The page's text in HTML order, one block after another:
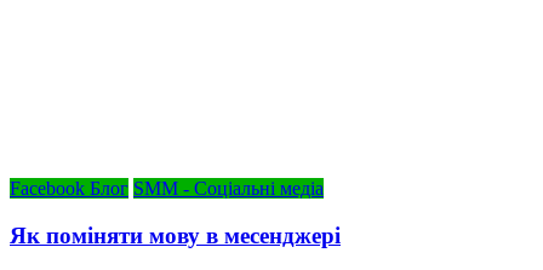
Facebook Блог SMM - Соціальні медіа
Як поміняти мову в месенджері